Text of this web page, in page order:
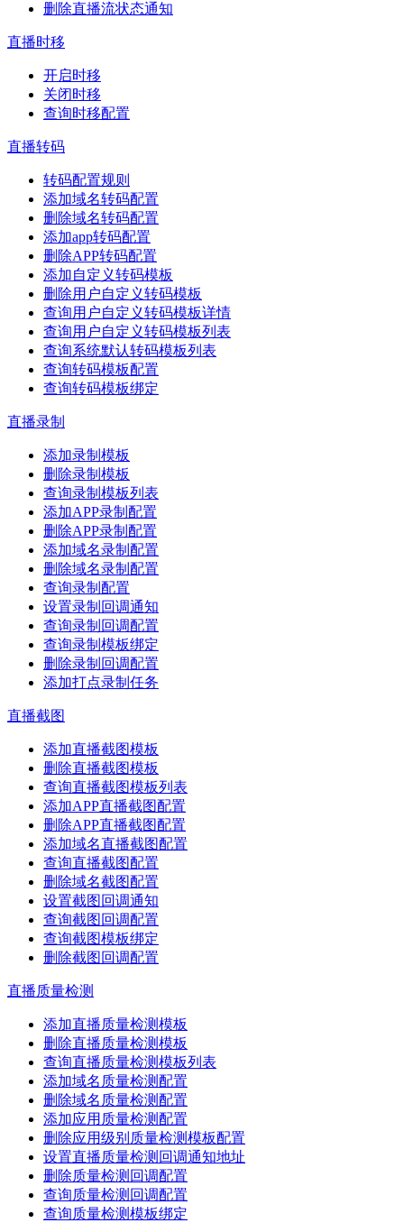
删除直播流状态通知
直播时移
开启时移
关闭时移
查询时移配置
直播转码
转码配置规则
添加域名转码配置
删除域名转码配置
添加app转码配置
删除APP转码配置
添加自定义转码模板
删除用户自定义转码模板
查询用户自定义转码模板详情
查询用户自定义转码模板列表
查询系统默认转码模板列表
查询转码模板配置
查询转码模板绑定
直播录制
添加录制模板
删除录制模板
查询录制模板列表
添加APP录制配置
删除APP录制配置
添加域名录制配置
删除域名录制配置
查询录制配置
设置录制回调通知
查询录制回调配置
查询录制模板绑定
删除录制回调配置
添加打点录制任务
直播截图
添加直播截图模板
删除直播截图模板
查询直播截图模板列表
添加APP直播截图配置
删除APP直播截图配置
添加域名直播截图配置
查询直播截图配置
删除域名截图配置
设置截图回调通知
查询截图回调配置
查询截图模板绑定
删除截图回调配置
直播质量检测
添加直播质量检测模板
删除直播质量检测模板
查询直播质量检测模板列表
添加域名质量检测配置
删除域名质量检测配置
添加应用质量检测配置
删除应用级别质量检测模板配置
设置直播质量检测回调通知地址
删除质量检测回调配置
查询质量检测回调配置
查询质量检测模板绑定